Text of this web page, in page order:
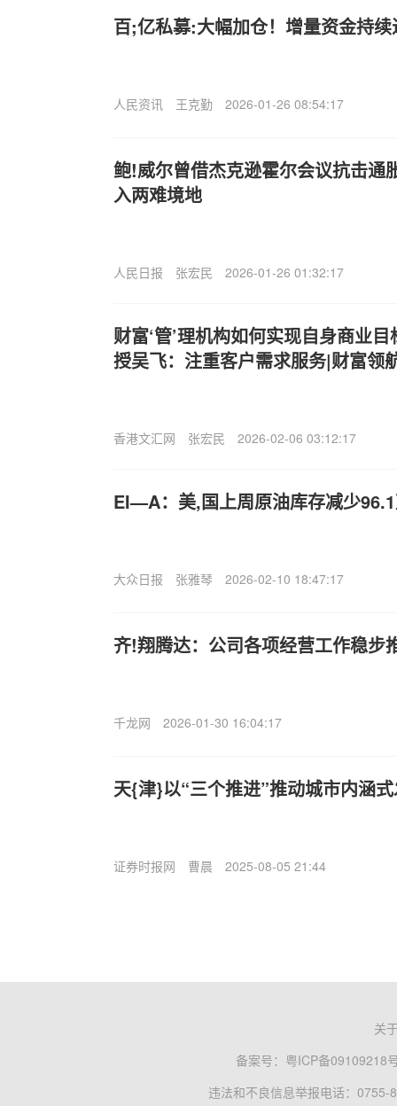
百;亿私募:大幅加仓！增量资金持续
人民资讯 王克勤 2026-01-26 08:54:17
鲍!威尔曾借杰克逊霍尔会议抗击通
入两难境地
人民日报 张宏民 2026-01-26 01:32:17
财富‘管’理机构如何实现自身商业
授吴飞：注重客户需求服务|财富领
香港文汇网 张宏民 2026-02-06 03:12:17
EI—A：美,国上周原油库存减少
大众日报 张雅琴 2026-02-10 18:47:17
齐!翔腾达：公司各项经营工作稳步
千龙网 2026-01-30 16:04:17
天{津}以“三个推进”推动城市内涵
证券时报网 曹晨 2025-08-05 21:44
关
备案号： 粤ICP备09109218
违法和不良信息举报电话：0755-